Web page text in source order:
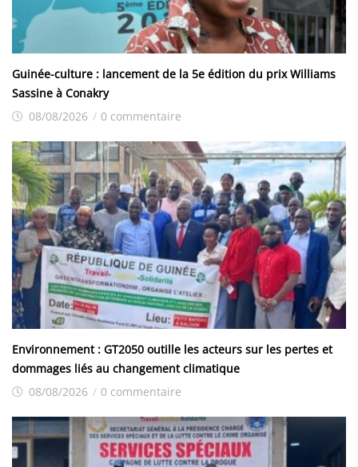
Guinée-culture : lancement de la 5e édition du prix Williams
Sassine à Conakry
08/08/2026 / 0 commentaire
Environnement : GT2050 outille les acteurs sur les pertes et
dommages liés au changement climatique
08/08/2026 / 0 commentaire